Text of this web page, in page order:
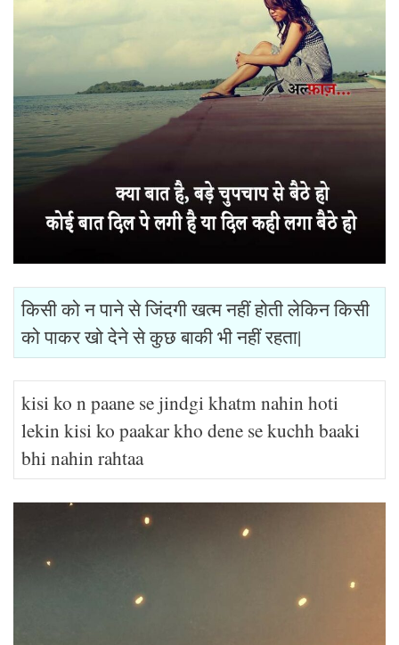
किसी को न पाने से जिंदगी खत्म नहीं होती लेकिन किसी
को पाकर खो देने से कुछ बाकी भी नहीं रहता|
kisi ko n paane se jindgi khatm nahin hoti
lekin kisi ko paakar kho dene se kuchh baaki
bhi nahin rahtaa